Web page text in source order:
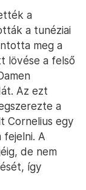
a
a tunéziai
meg a
lövése a felső
Az ezt
a
Cornelius egy
A
de nem
így